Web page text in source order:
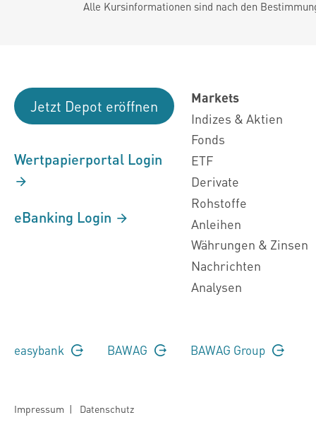
Alle Kursinformationen sind nach den
Jetzt Depot eröffnen
Wertpapierportal Login
eBanking Login
Markets
Indizes & Aktien
Fonds
ETF
Derivate
Rohstoffe
Anleihen
Währungen & Zinsen
Nachrichten
Analysen
easybank BAWAG BAWAG Group
Impressum | Datenschutz